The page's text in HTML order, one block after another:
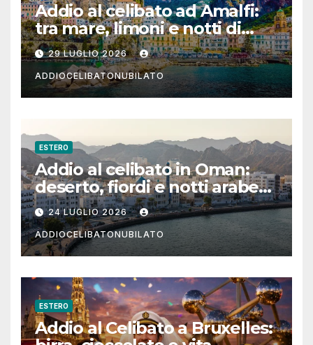
Addio al celibato ad Amalfi:
tra mare, limoni e notti di
festa in Costiera Amalfitana
29 LUGLIO 2026
ADDIOCELIBATONUBILATO
ESTERO
Addio al celibato in Oman:
deserto, fiordi e notti arabe
tra Muscat e Musandam
24 LUGLIO 2026
ADDIOCELIBATONUBILATO
ESTERO
Addio al Celibato a Bruxelles: